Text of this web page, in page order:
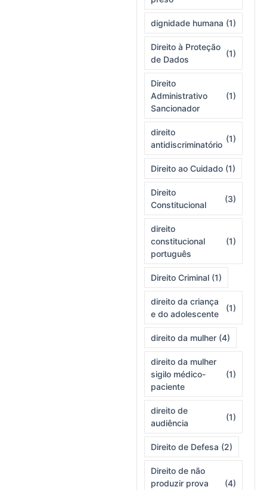
dignidade humana (1)
Direito à Proteção
de Dados
(1)
Direito
Administrativo
Sancionador
(1)
direito
antidiscriminatório
(1)
Direito ao Cuidado (1)
Direito
Constitucional
(3)
direito
constitucional
português
(1)
Direito Criminal (1)
direito da criança
e do adolescente
(1)
direito da mulher (4)
direito da mulher
sigilo médico-
paciente
(1)
direito de
audiência
(1)
Direito de Defesa (2)
Direito de não
produzir prova
(4)